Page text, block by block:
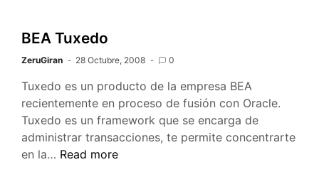
nuevo
canal
comunicación
en
BEA Tuxedo
ZeruGiran 28 Octubre, 2008 0
Tuxedo es un producto de la empresa BEA
recientemente en proceso de fusión con Oracle.
Tuxedo es un framework que se encarga de
administrar transacciones, te permite concentrarte
en la… BEA
Read more